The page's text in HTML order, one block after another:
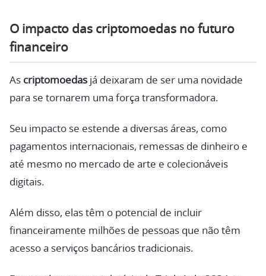
O impacto das criptomoedas no futuro
financeiro
As criptomoedas já deixaram de ser uma novidade
para se tornarem uma força transformadora.
Seu impacto se estende a diversas áreas, como
pagamentos internacionais, remessas de dinheiro e
até mesmo no mercado de arte e colecionáveis
digitais.
Além disso, elas têm o potencial de incluir
financeiramente milhões de pessoas que não têm
acesso a serviços bancários tradicionais.